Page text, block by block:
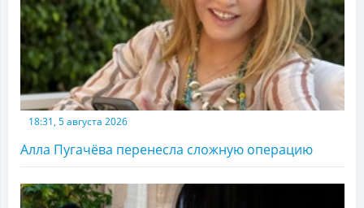
18:31, 5 августа 2026
Алла Пугачёва перенесла сложную операцию